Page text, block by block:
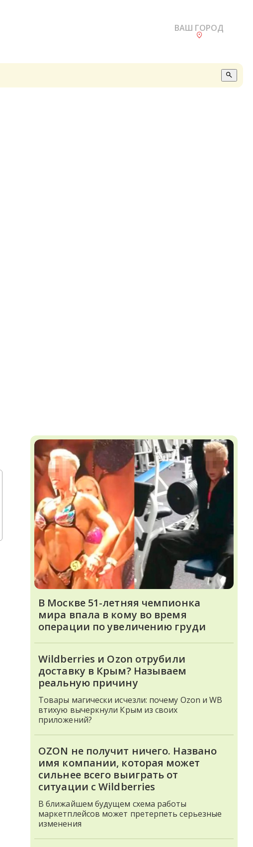
ВАШ ГОРОД
В Москве 51-летняя чемпионка
мира впала в кому во время
операции по увеличению груди
Wildberries и Ozon отрубили
доставку в Крым? Называем
реальную причину
Товары магически исчезли: почему Ozon и WB
втихую вычеркнули Крым из своих
приложений?
OZON не получит ничего. Названо
имя компании, которая может
сильнее всего выиграть от
ситуации с Wildberries
В ближайшем будущем схема работы
маркетплейсов может претерпеть серьезные
изменения